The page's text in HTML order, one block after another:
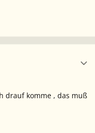
drauf komme , das muß